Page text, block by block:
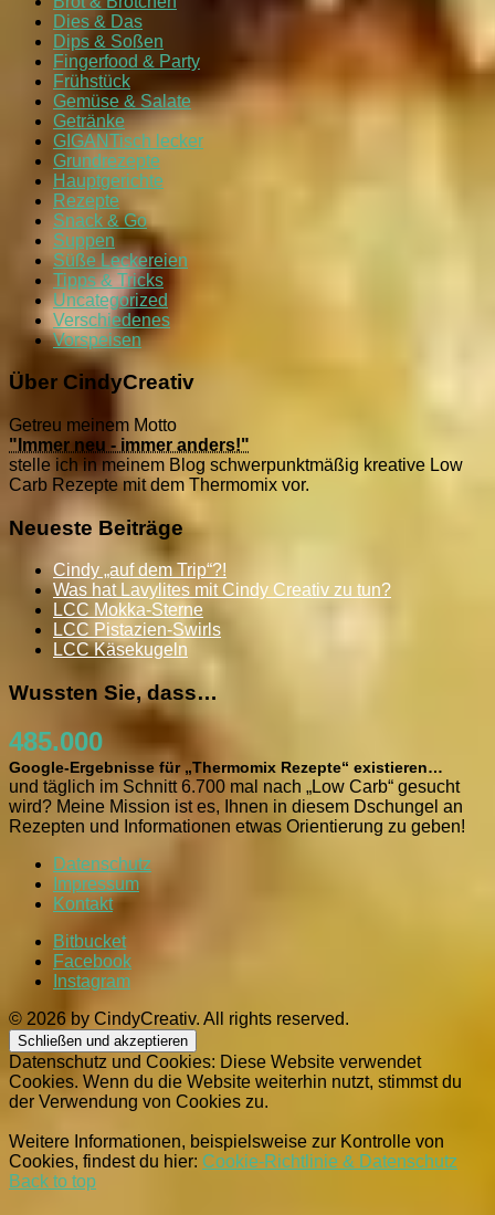
Dies & Das
Dips & Soßen
Fingerfood & Party
Frühstück
Gemüse & Salate
Getränke
GIGANTisch lecker
Grundrezepte
Hauptgerichte
Rezepte
Snack & Go
Suppen
Süße Leckereien
Tipps & Tricks
Uncategorized
Verschiedenes
Vorspeisen
Über CindyCreativ
Getreu meinem Motto
"Immer neu - immer anders!"
stelle ich in meinem Blog schwerpunktmäßig kreative Low
Carb Rezepte mit dem Thermomix vor.
Neueste Beiträge
Cindy „auf dem Trip“?!
Was hat Lavylites mit Cindy Creativ zu tun?
LCC Mokka-Sterne
LCC Pistazien-Swirls
LCC Käsekugeln
Wussten Sie, dass…
485.000
Google-Ergebnisse für „Thermomix Rezepte“ existieren…
und täglich im Schnitt 6.700 mal nach „Low Carb“ gesucht
wird? Meine Mission ist es, Ihnen in diesem Dschungel an
Rezepten und Informationen etwas Orientierung zu geben!
Datenschutz
Impressum
Kontakt
Bitbucket
Facebook
Instagram
© 2026 by CindyCreativ. All rights reserved.
Datenschutz und Cookies: Diese Website verwendet
Cookies. Wenn du die Website weiterhin nutzt, stimmst du
der Verwendung von Cookies zu.
Weitere Informationen, beispielsweise zur Kontrolle von
Cookies, findest du hier: Cookie-Richtlinie & Datenschutz
Back to top